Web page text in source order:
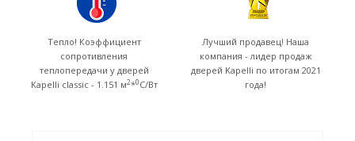
Тепло! Коэффициент
сопротивления
теплопередачи у дверей
Kapelli classic - 1.151 м2*0C/Вт
Лучший продавец! Наша
компания - лидер продаж
дверей Kapelli по итогам 2021
года!